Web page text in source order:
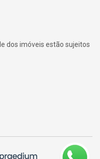
dos imóveis estão sujeitos